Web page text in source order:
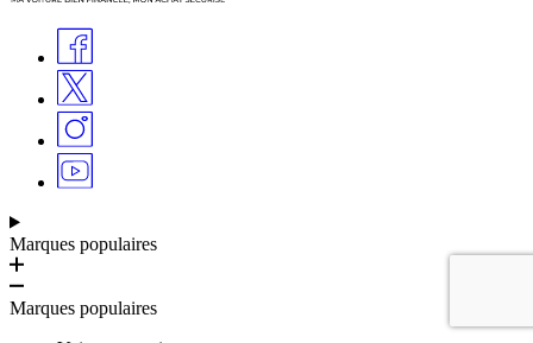
Marques populaires
Marques populaires